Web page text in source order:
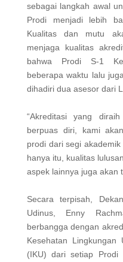
sebagai langkah awal
Prodi menjadi lebih
Kualitas dan mutu
menjaga kualitas
bahwa Prodi S-1
beberapa waktu lalu
dihadiri dua asesor dari
“Akreditasi yang
berpuas diri, kami
prodi dari segi
hanya itu, kualitas
aspek lainnya juga akan
Secara terpisah,
Udinus, Enny
berbangga dengan
Kesehatan Lingkungan
(IKU) dari setiap Prodi